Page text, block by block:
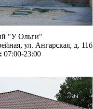
"У Ольги"
ул. Ангарская, д. 11б
07:00-23:00